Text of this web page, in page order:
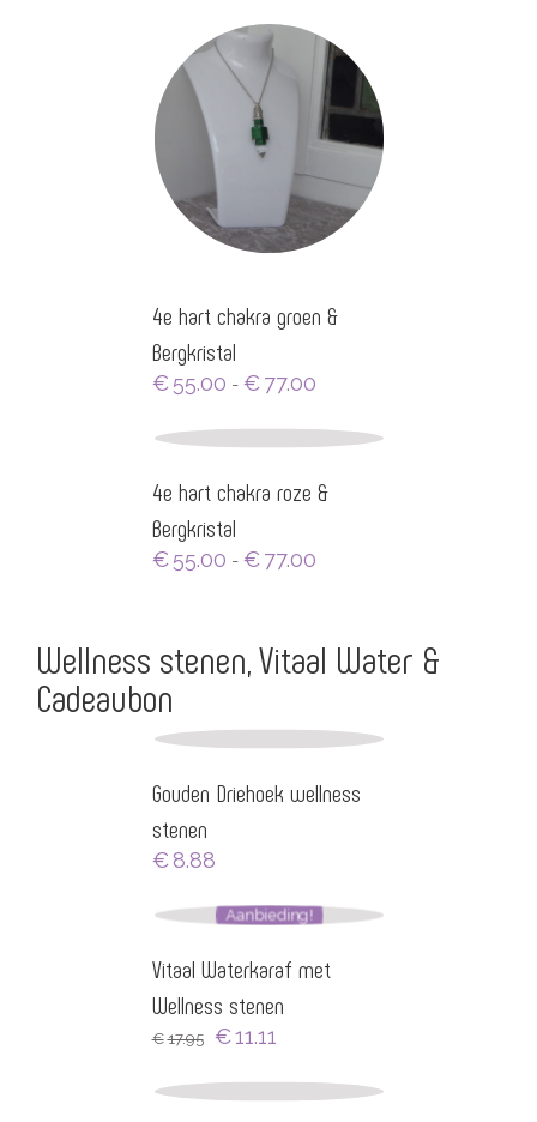
4e hart chakra groen &
Bergkristal
€ 55.00 - € 77.00Prijsklasse:
tot
€77.00
4e hart chakra roze &
Bergkristal
€ 55.00 - € 77.00Prijsklasse:
Wellness stenen, Vitaal Water &
Cadeaubon
Gouden Driehoek wellness
stenen
€ 8.88
Aanbieding!
Vitaal Waterkaraf met
Wellness stenen
€ 17.95
Oorspronkelijke
was:
€17.95.
€11.11
is:
€11.11.